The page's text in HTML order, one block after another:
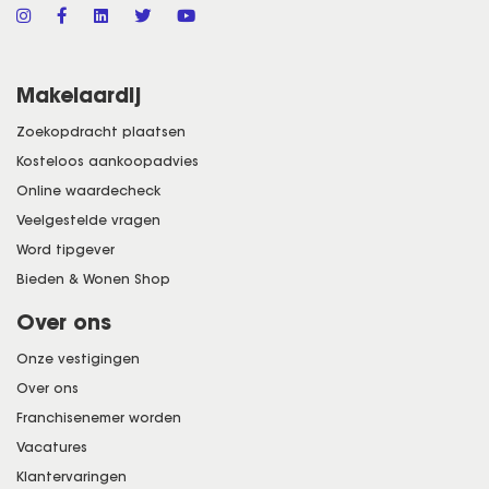
moderne keuken, luxe badkamer en mooie
en zij-tuin met een houtberging en plaats voor
de kliko’s.
De woning ligt op een goede locatie in de
Scholen, winkelcentrum, Heksenwiel,
winkelcentrum Stada Stores, openbaar vervoer,
loop-/fietsafstand bereikbaar. De wijk heeft een
apart fietsnetwerk en veel groen (Landgoed de
Burgst, Asterd Plas en Haagse Beemden Bos).
De verbindingen ten opzichte van centrum,
Makelaardij
Zoekopdracht plaatsen
Kosteloos aankoopadvies
Online waardecheck
Veelgestelde vragen
Word tipgever
Bieden & Wonen Shop
Over ons
Onze vestigingen
Over ons
Franchisenemer worden
Vacatures
Klantervaringen